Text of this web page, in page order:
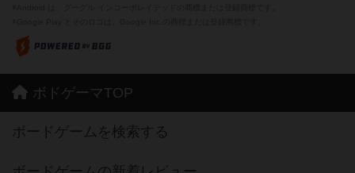
ボドゲーマTOP
ボードゲームを検索する